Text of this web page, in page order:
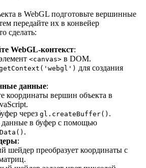
в WebGL подготовьте вершинные
передайте их в конвейер
сделать:
WebGL-контекст:
<canvas> в DOM.
для создания
данные:
координаты вершин объекта в
через gl.createBuffer() .
данные в буфер с помощью
.
:
шейдер преобразует координаты с